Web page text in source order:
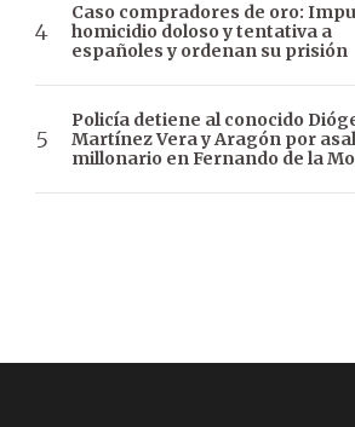
Caso compradores de oro:
homicidio doloso y tentativa a
españoles y ordenan su prisión
Policía detiene al conocido
Martínez Vera y Aragón por
millonario en Fernando de la